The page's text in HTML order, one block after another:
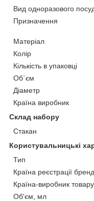
Вид одноразового
Призначення
Матеріал
Колір
Кількість в упаковці
Об`єм
Діаметр
Країна виробник
Склад набору
Стакан
Користувальницькі
Тип
Країна реєстрації
Країна-виробник товару
Об'єм, мл